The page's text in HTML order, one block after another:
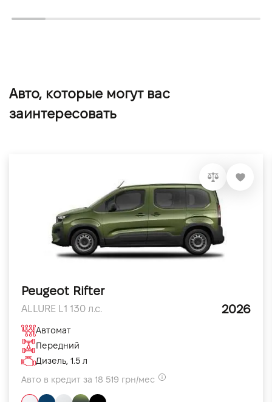
Авто, которые могут вас
заинтересовать
Peugeot Rifter
ALLURE L1 130 л.с. 2026
Автомат
Передний
Дизель, 1.5 л
Авто в кредит за 18 519 грн/мес